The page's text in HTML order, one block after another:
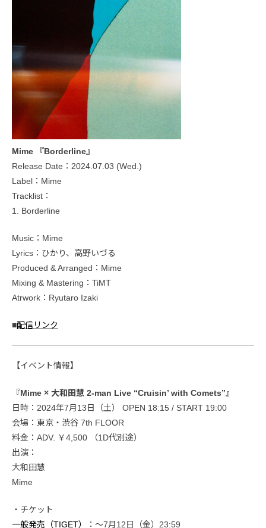
Mime 『Borderline』
Release Date：2024.07.03 (Wed.)
Label：Mime
Tracklist：
1. Borderline
Music：Mime
Lyrics：ひかり、高野いづる
Produced & Arranged：Mime
Mixing & Mastering：TiMT
Atrwork：Ryutaro Izaki
■配信リンク
【イベント情報】
『Mime × 大和田慧 2-man Live “Cruisin’ with Comets”』
日時：2024年7月13日（土） OPEN 18:15 / START 19:00
会場：東京・渋谷 7th FLOOR
料金：ADV. ￥4,500 （1D代別途）
出演：
大和田慧
Mime
・チケット
一般発売（TIGET）
：〜7月12日（金）23:59